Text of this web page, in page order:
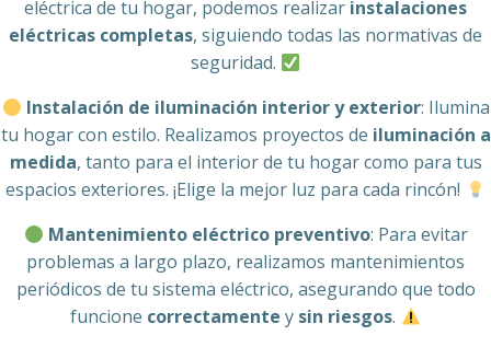
eléctrica de tu hogar, podemos realizar instalaciones
eléctricas completas, siguiendo todas las normativas de
seguridad.
Instalación de iluminación interior y exterior: Ilumina
tu hogar con estilo. Realizamos proyectos de iluminación a
medida, tanto para el interior de tu hogar como para tus
espacios exteriores. ¡Elige la mejor luz para cada rincón!
Mantenimiento eléctrico preventivo: Para evitar
problemas a largo plazo, realizamos mantenimientos
periódicos de tu sistema eléctrico, asegurando que todo
funcione correctamente y sin riesgos.